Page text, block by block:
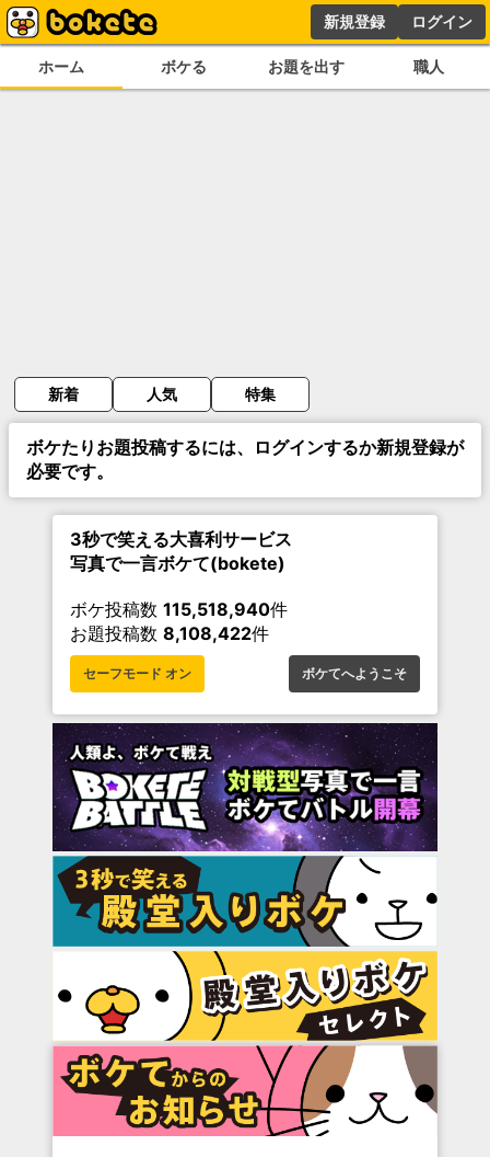
新規登録 ログイン
ホーム ボケる お題を出す 職人
新着 人気 特集
ボケたりお題投稿するには、ログインするか新規登録が
必要です。
3秒で笑える大喜利サービス
写真で一言ボケて(bokete)
ボケ投稿数 115,518,940件
お題投稿数 8,108,422件
セーフモード オン ボケてへようこそ